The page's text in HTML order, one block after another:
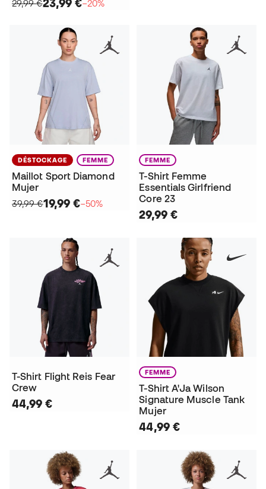
29,99 €23,99 €−20%
DÉSTOCKAGE FEMME
Maillot Sport Diamond
Mujer
39,99 €19,99 €−50%
FEMME
T-Shirt Femme
Essentials Girlfriend
Core 23
29,99 €
T-Shirt Flight Reis Fear
Crew
44,99 €
FEMME
T-Shirt A'Ja Wilson
Signature Muscle Tank
Mujer
44,99 €